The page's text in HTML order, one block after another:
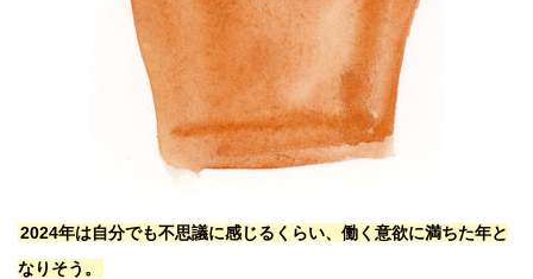
2024年は自分でも不思議に感じるくらい、働く意欲に満ちた年と
なりそう。